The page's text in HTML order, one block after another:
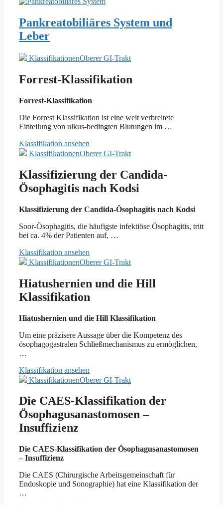
Pankreatobiliäres System und
Leber
KlassifikationenOberer GI-Trakt
Forrest-Klassifikation
Forrest-Klassifikation
Die Forrest Klassifikation ist eine weit verbreitete
Einteilung von ulkus-bedingten Blutungen im …
Klassifikation ansehen
KlassifikationenOberer GI-Trakt
Klassifizierung der Candida-
Ösophagitis nach Kodsi
Klassifizierung der Candida-Ösophagitis nach Kodsi
Soor-Ösophagitis, die häufigste infektiöse Ösophagitis, tritt
bei ca. 4% der Patienten auf, …
Klassifikation ansehen
KlassifikationenOberer GI-Trakt
Hiatushernien und die Hill
Klassifikation
Hiatushernien und die Hill Klassifikation
Um eine präzisere Aussage über die Kompetenz des
ösophagogastralen Schließmechanismus zu ermöglichen,
…
Klassifikation ansehen
KlassifikationenOberer GI-Trakt
Die CAES-Klassifikation der
Ösophagusanastomosen –
Insuffizienz
Die CAES-Klassifikation der Ösophagusanastomosen
– Insuffizienz
Die CAES (Chirurgische Arbeitsgemeinschaft für
Endoskopie und Sonographie) hat eine Klassifikation der
…